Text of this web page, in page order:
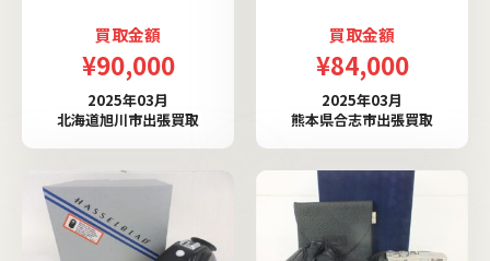
買取金額
¥90,000
2025年03月
北海道旭川市出張買取
買取金額
¥84,000
2025年03月
熊本県合志市出張買取